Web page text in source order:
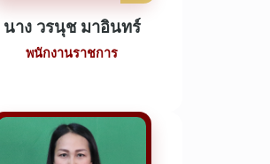
นาง วรนุช มาอินทร์
พนักงานราชการ